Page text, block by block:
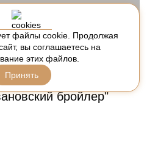
бройлер"
вентиляцией - EPU-12 (HOTRACO
файлы cookie. Продолжая
вы соглашаетесь на
этих файлов.
Принять